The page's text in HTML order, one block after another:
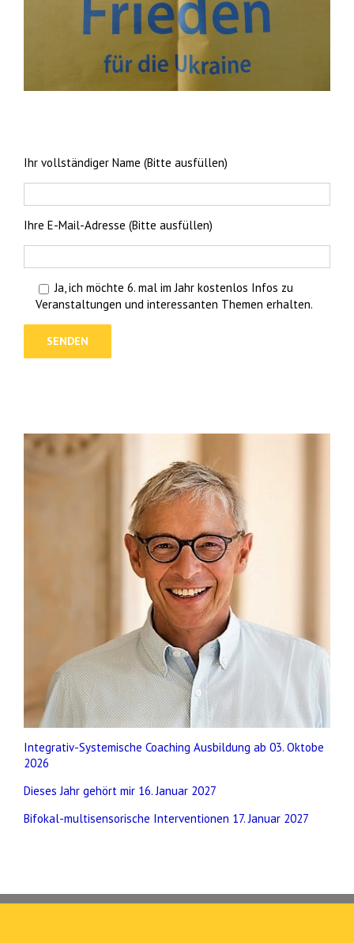
Ihr vollständiger Name (Bitte ausfüllen)
Ihre E-Mail-Adresse (Bitte ausfüllen)
Ja, ich möchte 6. mal im Jahr kostenlos Infos zu
Veranstaltungen und interessanten Themen erhalten.
Integrativ-Systemische Coaching Ausbildung ab 03. Oktobe
2026
Dieses Jahr gehört mir 16. Januar 2027
Bifokal-multisensorische Interventionen 17. Januar 2027